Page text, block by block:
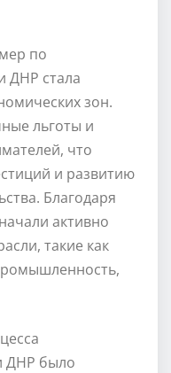
по
ДНР стала
зон.
льготы и
что
и развитию
Благодаря
активно
такие как
ДНР было